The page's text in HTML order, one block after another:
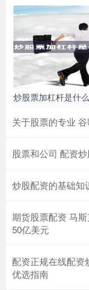
炒股票加杠杆是什
关于股票的专业
股票和公司 配资
炒股配资的基础知
期货股票配资 马
50亿美元
配资正规在线配资
优选指南